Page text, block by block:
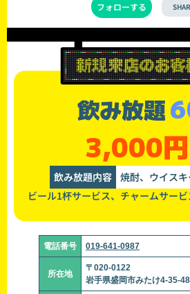
フォローする
飲み放題
3,000円
飲み放題内容 焼酎、ウイス
ビール1杯サービス、チャームサービ
電話番号 019-641-0987
所在地
〒020-0122
岩手県盛岡市みたけ4-35-48